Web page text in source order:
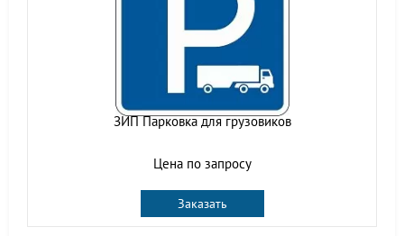
ЗИП Парковка для грузовиков
Цена по запросу
Заказать